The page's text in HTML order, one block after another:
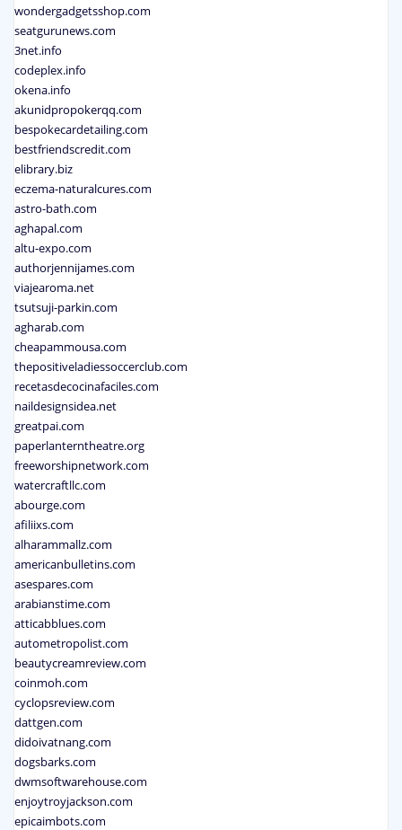
wondergadgetsshop.com
seatgurunews.com
3net.info
codeplex.info
okena.info
akunidpropokerqq.com
bespokecardetailing.com
bestfriendscredit.com
elibrary.biz
eczema-naturalcures.com
astro-bath.com
aghapal.com
altu-expo.com
authorjennijames.com
viajearoma.net
tsutsuji-parkin.com
agharab.com
cheapammousa.com
thepositiveladiessoccerclub.com
recetasdecocinafaciles.com
naildesignsidea.net
greatpai.com
paperlanterntheatre.org
freeworshipnetwork.com
watercraftllc.com
abourge.com
afiliixs.com
alharammallz.com
americanbulletins.com
asespares.com
arabianstime.com
atticabblues.com
autometropolist.com
beautycreamreview.com
coinmoh.com
cyclopsreview.com
dattgen.com
didoivatnang.com
dogsbarks.com
dwmsoftwarehouse.com
enjoytroyjackson.com
epicaimbots.com